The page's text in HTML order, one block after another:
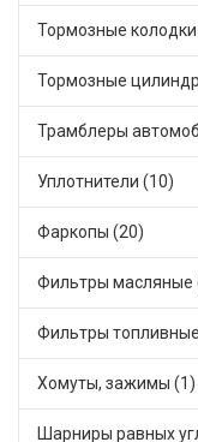
Тормозные
Тормозные
Уплотнители (10)
Фаркопы (20)
Фильтры масляные
Фильтры
Хомуты, зажимы (1)